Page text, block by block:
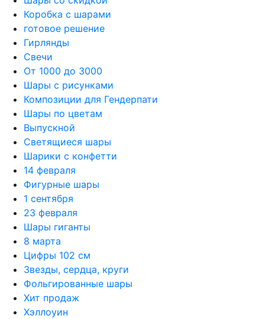
Коробка с шарами
готовое решение
Гирлянды
Свечи
От 1000 до 3000
Шары с рисунками
Композиции для Гендерпати
Шары по цветам
Выпускной
Светящиеся шары
Шарики с конфетти
14 февраля
Фигурные шары
1 сентября
23 февраля
Шары гиганты
8 марта
Цифры 102 см
Звезды, сердца, круги
Фольгированные шары
Хит продаж
Хэллоуин